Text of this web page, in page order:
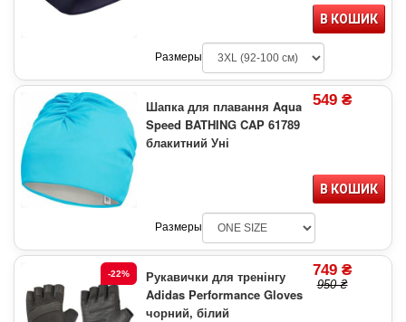
В КОШИК
Размеры
Шапка для плавання Aqua
Speed BATHING CAP 61789
блакитний Уні
549 ₴
В КОШИК
Размеры
-22%
Рукавички для тренінгу
Adidas Performance Gloves
чорний, білий
749 ₴
950 ₴